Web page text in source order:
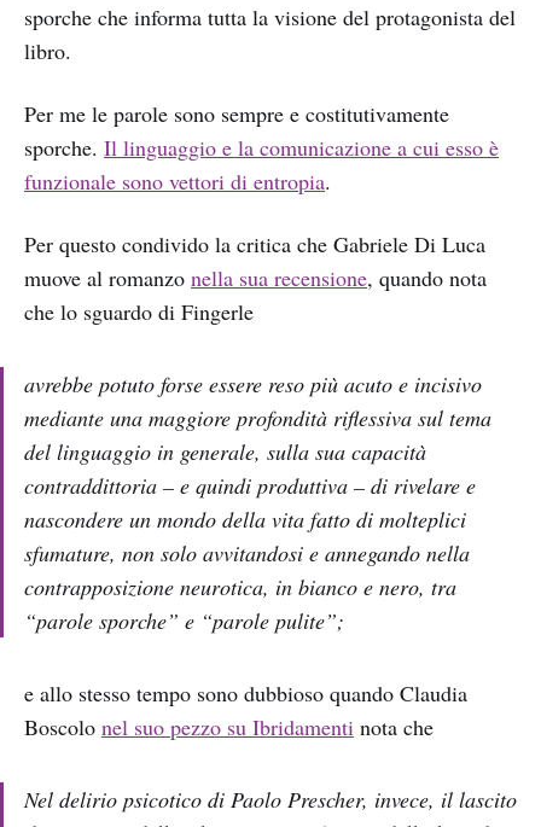
sporche che informa tutta la visione del protagonista del
libro.
Per me le parole sono sempre e costitutivamente
sporche. Il linguaggio e la comunicazione a cui esso è
funzionale sono vettori di entropia.
Per questo condivido la critica che Gabriele Di Luca
muove al romanzo nella sua recensione, quando nota
che lo sguardo di Fingerle
avrebbe potuto forse essere reso più acuto e incisivo
mediante una maggiore profondità riflessiva sul tema
del linguaggio in generale, sulla sua capacità
contraddittoria – e quindi produttiva – di rivelare e
nascondere un mondo della vita fatto di molteplici
sfumature, non solo avvitandosi e annegando nella
contrapposizione neurotica, in bianco e nero, tra
“parole sporche” e “parole pulite”;
e allo stesso tempo sono dubbioso quando Claudia
Boscolo nel suo pezzo su Ibridamenti nota che
Nel delirio psicotico di Paolo Prescher, invece, il lascito